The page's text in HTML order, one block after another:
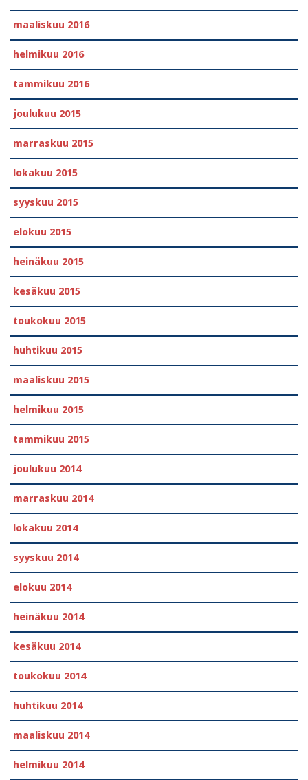
maaliskuu 2016
helmikuu 2016
tammikuu 2016
joulukuu 2015
marraskuu 2015
lokakuu 2015
syyskuu 2015
elokuu 2015
heinäkuu 2015
kesäkuu 2015
toukokuu 2015
huhtikuu 2015
maaliskuu 2015
helmikuu 2015
tammikuu 2015
joulukuu 2014
marraskuu 2014
lokakuu 2014
syyskuu 2014
elokuu 2014
heinäkuu 2014
kesäkuu 2014
toukokuu 2014
huhtikuu 2014
maaliskuu 2014
helmikuu 2014